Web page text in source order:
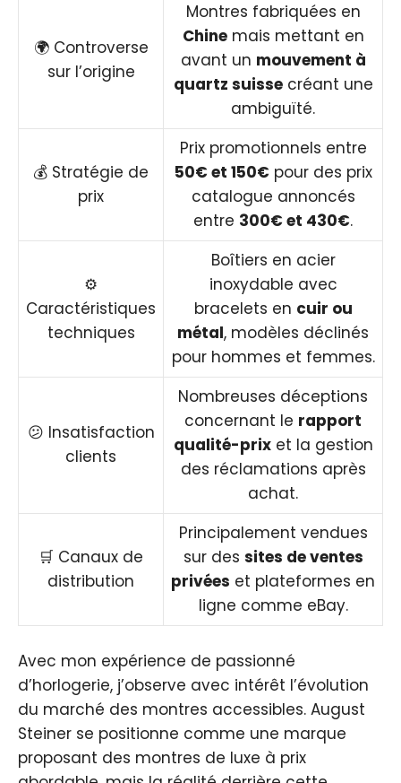
🌍 Controverse
sur l’origine
Montres fabriquées en
Chinemais mettant en
avant un mouvement à
quartz suissecréant une
ambiguïté.
💰 Stratégie de
prix
Prix promotionnels entre
50€ et 150€ pour des prix
catalogue annoncés
entre 300€ et 430€.
⚙️
Caractéristiques
techniques
Boîtiers en acier
inoxydable avec
bracelets en cuir ou
métal, modèles déclinés
pour hommes et femmes.
😕 Insatisfaction
clients
Nombreuses déceptions
concernant le rapport
qualité-prixet la gestion
des réclamations après
achat.
🛒 Canaux de
distribution
Principalement vendues
sur des sites de ventes
privées et plateformes en
ligne comme eBay.
Avec mon expérience de passionné
d’horlogerie, j’observe avec intérêt l’évolution
du marché des montres accessibles. August
Steiner se positionne comme une marque
proposant des montres de luxe à prix